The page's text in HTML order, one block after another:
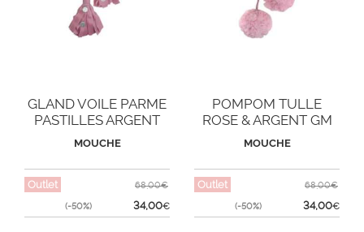
GLAND VOILE PARME
PASTILLES ARGENT
MOUCHE
Outlet
(-50%)
68,00€
34,00€
POMPOM TULLE
ROSE & ARGENT GM
MOUCHE
Outlet
(-50%)
68,00€
34,00€